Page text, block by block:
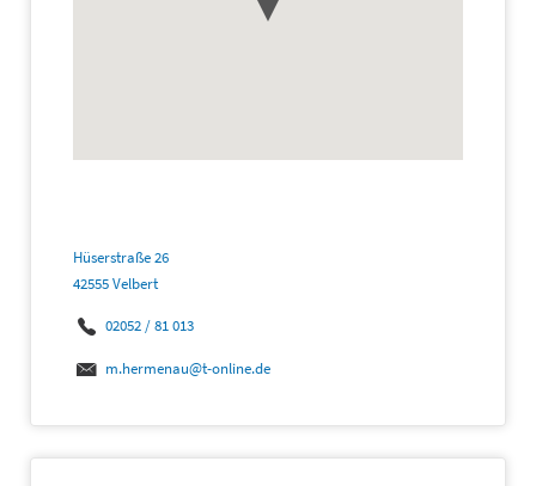
Hüserstraße 26
42555 Velbert
02052 / 81 013
m.hermenau@t-online.de